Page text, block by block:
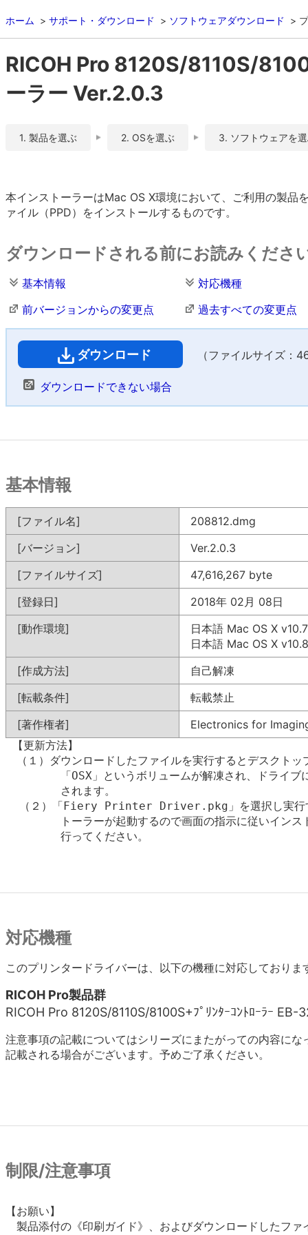
ホーム サポート・ダウンロード ソフトウェアダウンロード
RICOH Pro 8120S/8110S/
ーラー Ver.2.0.3
1. 製品を選ぶ 2. OSを選ぶ 3. ソフトウェアを
本インストーラーはMac OS X環境において、ご利用の製
ァイル（PPD）をインストールするものです。
ダウンロードされる前にお読みくださ
基本情報
対応機種
前バージョンからの変更点
過去すべての変更点
ダウンロード （ファイルサイズ：
ダウンロードできない場合
基本情報
[ファイル名]
208812.dmg
[バージョン]
Ver.2.0.3
[ファイルサイズ]
47,616,267 byte
[登録日]
2018年 02月 08日
[動作環境]
日本語 Mac OS X v10.7
日本語 Mac OS X v10.8
[作成方法]
自己解凍
[転載条件]
転載禁止
[著作権者]
Electronics for
【更新方法】
（１）ダウンロードしたファイルを実行するとデスクトッ
「OSX」というボリュームが解凍され、ドライブ
        されます。
（２）「Fiery Printer Driver.pkg」を選択し実行
トーラーが起動するので画面の指示に従いインス
        行ってください。
対応機種
このプリンタードライバーは、以下の機種に対応しておりま
RICOH Pro製品群
RICOH Pro 8120S/8110S/8100S+ﾌﾟﾘﾝﾀｰｺﾝﾄﾛｰﾗｰ EB-
注意事項の記載についてはシリーズにまたがっての内容に
記載される場合がございます。予めご了承ください。
制限/注意事項
【お願い】
製品添付の《印刷ガイド》、およびダウンロードしたファ